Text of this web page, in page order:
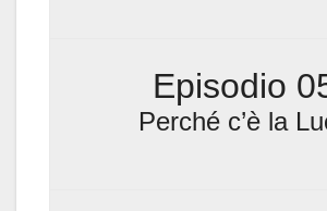
Episodio
Perché c’è la